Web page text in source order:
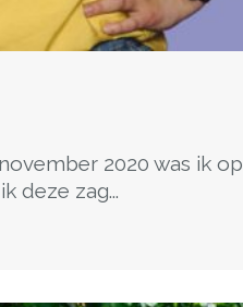
2020 was ik op
deze zag...